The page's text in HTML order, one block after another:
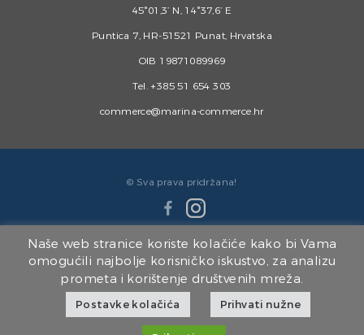
45°01,3’ N, 14°37,6’ E
Puntica 7, HR-51521 Punat, Hrvatska
OIB 19871089969
Tel. +385 51 654 303
commerce@marina-commerce.hr
© Sva prava pridržana!
Članice Marina Punat Grupe:
Marina Punat d.o.o. | Brodogradilište Punat d.o.o. |
Marina Punat Hotel & Resort | Marina Commerce d.o.o.
Naše web stranice koriste kolačiće kako bi Vama
omogućili najbolje korisničko iskustvo, za analizu
prometa i korištenje društvenih mreža.
Postavke kolačića Prihvati nužne